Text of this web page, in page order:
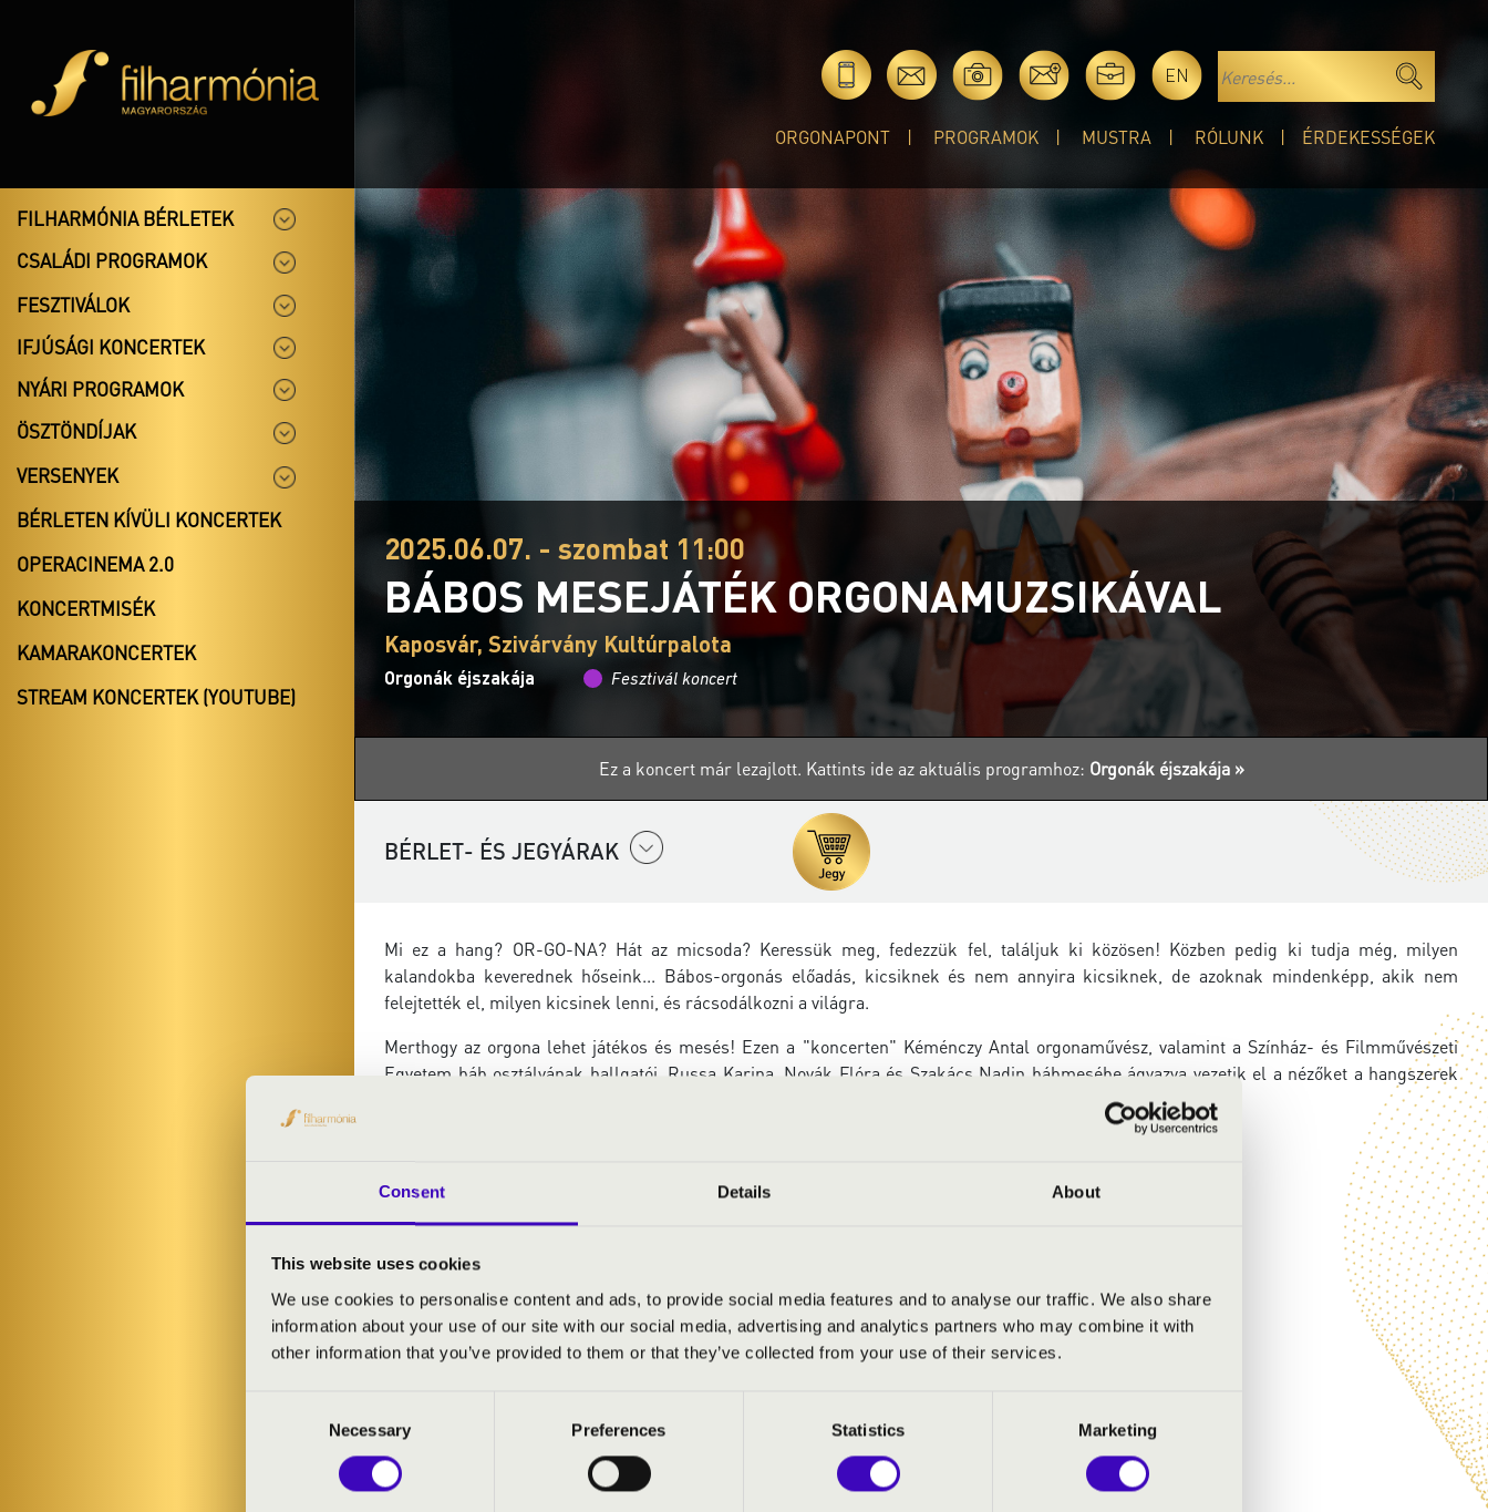
Consent Details About
This website uses cookies
We use cookies to personalise content and ads, to provide social media features and to analyse our traffic. We also share
information about your use of our site with our social media, advertising and analytics partners who may combine it with
other information that you’ve provided to them or that they’ve collected from your use of their services.
Necessary Preferences Statistics Marketing
EN
ORGONAPONT PROGRAMOK MUSTRA RÓLUNK ÉRDEKESSÉGEK
FILHARMÓNIA BÉRLETEK
CSALÁDI PROGRAMOK
FESZTIVÁLOK
IFJÚSÁGI KONCERTEK
NYÁRI PROGRAMOK
ÖSZTÖNDÍJAK
VERSENYEK
BÉRLETEN KÍVÜLI KONCERTEK
OPERACINEMA 2.0
KONCERTMISÉK
KAMARAKONCERTEK
STREAM KONCERTEK (YOUTUBE)
2025.06.07. - szombat 11:00
BÁBOS MESEJÁTÉK ORGONAMUZSIKÁVAL
Kaposvár, Szivárvány Kultúrpalota
Orgonák éjszakája Fesztivál koncert
Ez a koncert már lezajlott. Kattints ide az aktuális programhoz: Orgonák éjszakája »
BÉRLET- ÉS JEGYÁRAK
Mi ez a hang? OR-GO-NA? Hát az micsoda? Keressük meg, fedezzük fel, találjuk ki közösen! Közben pedig ki tudja még, milyen
kalandokba keverednek hőseink... Bábos-orgonás előadás, kicsiknek és nem annyira kicsiknek, de azoknak mindenképp, akik nem
felejtették el, milyen kicsinek lenni, és rácsodálkozni a világra.
Merthogy az orgona lehet játékos és mesés! Ezen a "koncerten" Kéménczy Antal orgonaművész, valamint a Színház- és Filmművészeti
Egyetem báb osztályának hallgatói, Russa Karina, Novák Flóra és Szakács Nadin bábmesébe ágyazva vezetik el a nézőket a hangszerek
ELŐADÓK:
Kéménczy Antal- orgona
Színház- és Filmművészeti Egyetem Báb osztályának növendékei
MŰSOR:
Antalffy-Zsiross: Változatok néger spirituálékra
Vierne: Westminsteri harangok
Widor: 6. Orgonaszimfónia - Toccata
Rövid részletek Bach orgonaműveiből